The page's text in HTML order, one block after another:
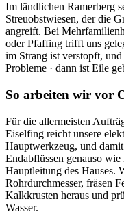
Im ländlichen Ramerberg
Streuobstwiesen, der die
angreift. Bei
oder Pfaffing trifft uns
im Strang ist verstopft,
Probleme · dann ist Eile
So arbeiten wir vor
Für die allermeisten
Eiselfing reicht unsere
Hauptwerkzeug, und
Endabflüssen genauso
Hauptleitung des Hauses.
Rohrdurchmesser, fräsen
Kalkkrusten heraus und
Wasser.